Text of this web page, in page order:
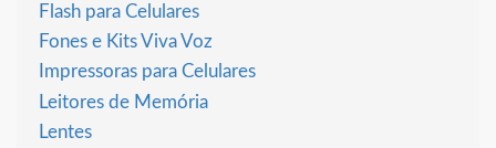
Flash para Celulares
Fones e Kits Viva Voz
Impressoras para Celulares
Leitores de Memória
Lentes